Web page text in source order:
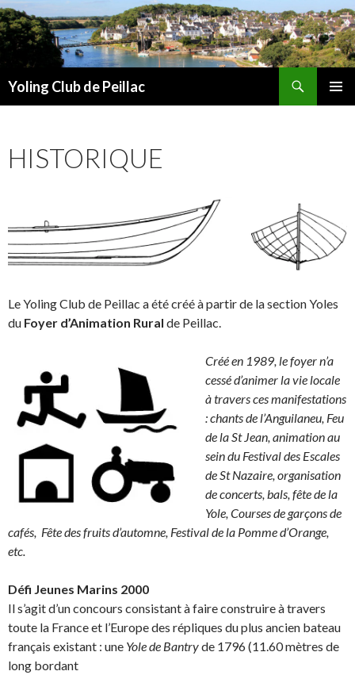
Yoling Club de Peillac
HISTORIQUE
Le Yoling Club de Peillac a été créé à partir de la section Yoles
du Foyer d’Animation Rural de Peillac.
Créé en 1989, le foyer n’a
cessé d’animer la vie locale
à travers ces manifestations
: chants de l’Anguilaneu, Feu
de la St Jean, animation au
sein du Festival des Escales
de St Nazaire, organisation
de concerts, bals, fête de la
Yole, Courses de garçons de
cafés, Fête des fruits d’automne, Festival de la Pomme d’Orange,
etc.
Défi Jeunes Marins 2000
Il s’agit d’un concours consistant à faire construire à travers
toute la France et l’Europe des répliques du plus ancien bateau
français existant : une Yole de Bantryde 1796 (11.60 mètres de
long bordant